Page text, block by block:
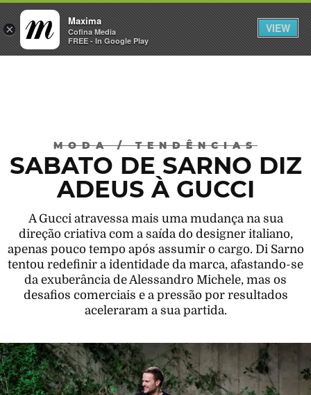
×
Maxima
Cofina Media
FREE - In Google Play
VIEW
INICIAR SESSÃO
MODA/ TENDÊNCIAS
SABATO DE SARNO DIZ
ADEUS À GUCCI
A Gucci atravessa mais uma mudança na sua
direção criativa com a saída do designer italiano,
apenas pouco tempo após assumir o cargo. Di Sarno
tentou redefinir a identidade da marca, afastando-se
da exuberância de Alessandro Michele, mas os
desafios comerciais e a pressão por resultados
aceleraram a sua partida.